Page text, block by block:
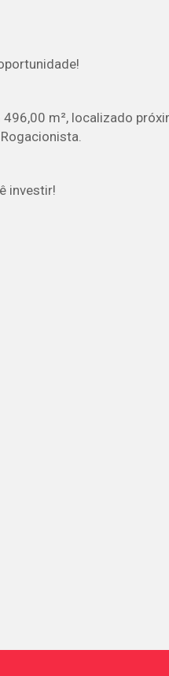
m², localizado
investir!